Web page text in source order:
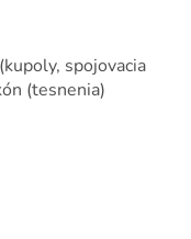
spojovacia
(tesnenia)